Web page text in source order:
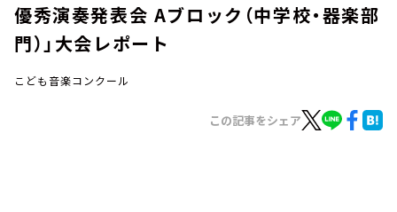
優秀演奏発表会 Aブロック（中学校・器楽部
門）」大会レポート
こども音楽コンクール
この記事をシェア